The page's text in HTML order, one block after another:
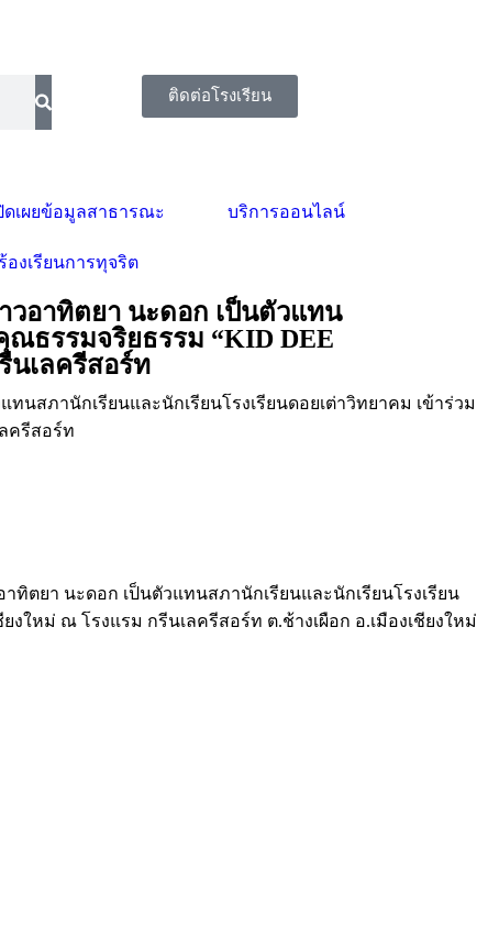
ติดต่อโรงเรียน
ดเผยข้อมูลสาธารณะ บริการออนไลน์
ร้องเรียนการทุจริต
วอาทิตยา นะดอก เป็นตัวแทน
ณธรรมจริยธรรม “KID DEE
นเลครีสอร์ท
ตยา นะดอก เป็นตัวแทนสภานักเรียนและนักเรียนโรงเรียน
ใหม่ ณ โรงแรม กรีนเลครีสอร์ท ต.ช้างเผือก อ.เมืองเชียงใหม่